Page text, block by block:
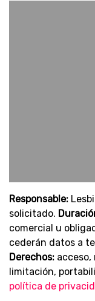
Responsable:
solicitado.
comercial u
cederán datos a
Derechos: acceso,
limitación,
política de